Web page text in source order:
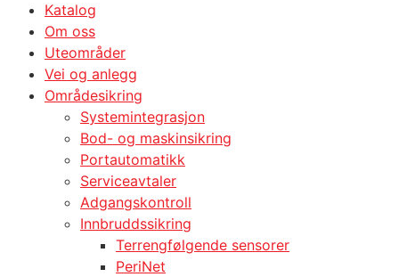
Katalog
Om oss
Uteområder
Vei og anlegg
Områdesikring
Systemintegrasjon
Bod- og maskinsikring
Portautomatikk
Serviceavtaler
Adgangskontroll
Innbruddssikring
Terrengfølgende sensorer
PeriNet